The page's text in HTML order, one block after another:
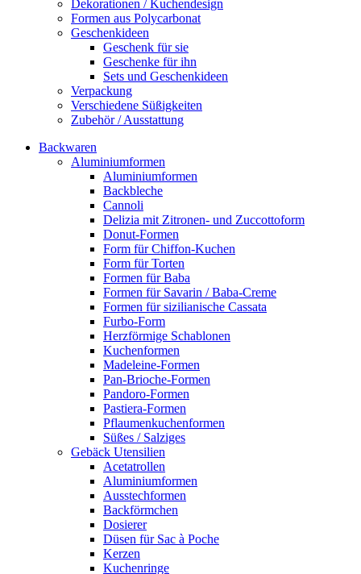
Dekorationen / Kuchendesign
Formen aus Polycarbonat
Geschenkideen
Geschenk für sie
Geschenke für ihn
Sets und Geschenkideen
Verpackung
Verschiedene Süßigkeiten
Zubehör / Ausstattung
Backwaren
Aluminiumformen
Aluminiumformen
Backbleche
Cannoli
Delizia mit Zitronen- und Zuccottoform
Donut-Formen
Form für Chiffon-Kuchen
Form für Torten
Formen für Baba
Formen für Savarin / Baba-Creme
Formen für sizilianische Cassata
Furbo-Form
Herzförmige Schablonen
Kuchenformen
Madeleine-Formen
Pan-Brioche-Formen
Pandoro-Formen
Pastiera-Formen
Pflaumenkuchenformen
Süßes / Salziges
Gebäck Utensilien
Acetatrollen
Aluminiumformen
Ausstechformen
Backförmchen
Dosierer
Düsen für Sac à Poche
Kerzen
Kuchenringe